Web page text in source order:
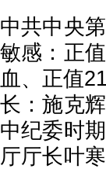
中共中央
敏感：正
血、正值
长：施克
中纪委时
厅厅长叶